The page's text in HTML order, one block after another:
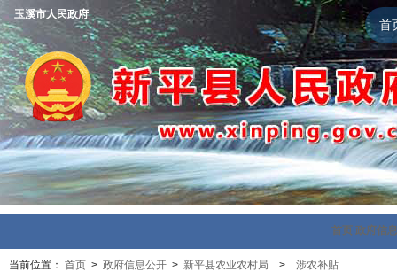
首
玉溪市人民政府
首页 政府信
当前位置： 首页 > 政府信息公开 > 新平县农业农村局 > 涉农补贴